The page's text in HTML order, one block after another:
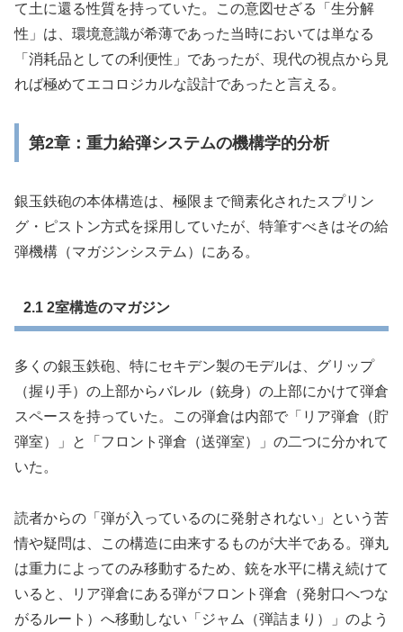
て土に還る性質を持っていた。この意図せざる「生分解
性」は、環境意識が希薄であった当時においては単なる
「消耗品としての利便性」であったが、現代の視点から見
れば極めてエコロジカルな設計であったと言える。
第2章：重力給弾システムの機構学的分析
銀玉鉄砲の本体構造は、極限まで簡素化されたスプリン
グ・ピストン方式を採用していたが、特筆すべきはその給
弾機構（マガジンシステム）にある。
2.1 2室構造のマガジン
多くの銀玉鉄砲、特にセキデン製のモデルは、グリップ
（握り手）の上部からバレル（銃身）の上部にかけて弾倉
スペースを持っていた。この弾倉は内部で「リア弾倉（貯
弾室）」と「フロント弾倉（送弾室）」の二つに分かれて
いた。
読者からの「弾が入っているのに発射されない」という苦
情や疑問は、この構造に由来するものが大半である。弾丸
は重力によってのみ移動するため、銃を水平に構え続けて
いると、リア弾倉にある弾がフロント弾倉（発射口へつな
がるルート）へ移動しない「ジャム（弾詰まり）」のよう